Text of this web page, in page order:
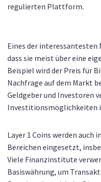
regulierten Plattform.
Eines der interessantesten
dass sie meist über eine
Beispiel wird der Preis für
Nachfrage auf dem Markt
Geldgeber und Investoren
Investitionsmöglichkeiten
Layer 1 Coins werden auch
Bereichen eingesetzt,
Viele Finanzinstitute
Basiswährung, um